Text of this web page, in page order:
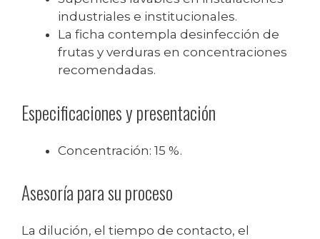
industriales e institucionales.
La ficha contempla desinfección de
frutas y verduras en concentraciones
recomendadas.
Especificaciones y presentación
Concentración: 15 %.
Asesoría para su proceso
La dilución, el tiempo de contacto, el